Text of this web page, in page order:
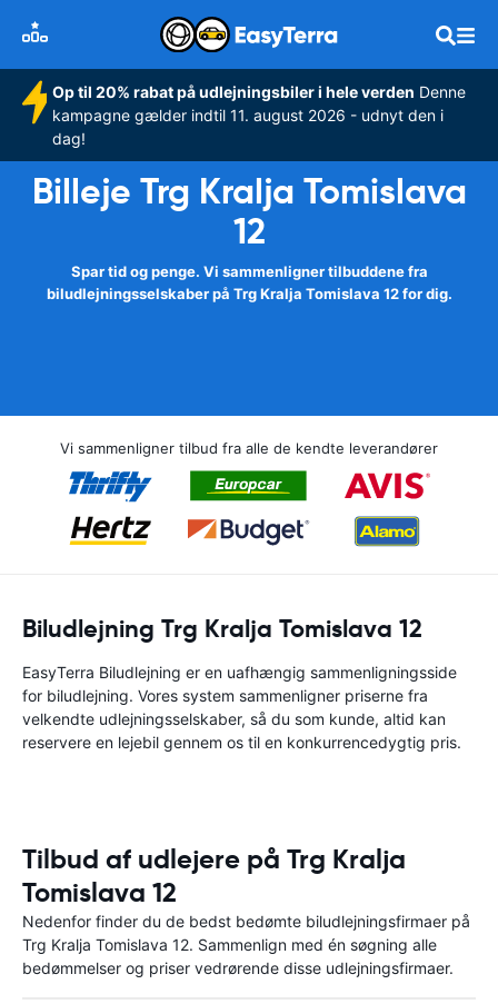
Op til 20% rabat på udlejningsbiler i hele verden Denne
kampagne gælder indtil 11. august 2026 - udnyt den i
dag!
Billeje Trg Kralja Tomislava
12
Spar tid og penge. Vi sammenligner tilbuddene fra
biludlejningsselskaber på Trg Kralja Tomislava 12 for dig.
Vi sammenligner tilbud fra alle de kendte leverandører
Biludlejning Trg Kralja Tomislava 12
EasyTerra Biludlejning er en uafhængig sammenligningsside
for biludlejning. Vores system sammenligner priserne fra
velkendte udlejningsselskaber, så du som kunde, altid kan
reservere en lejebil gennem os til en konkurrencedygtig pris.
Tilbud af udlejere på Trg Kralja
Tomislava 12
Nedenfor finder du de bedst bedømte biludlejningsfirmaer på
Trg Kralja Tomislava 12. Sammenlign med én søgning alle
bedømmelser og priser vedrørende disse udlejningsfirmaer.